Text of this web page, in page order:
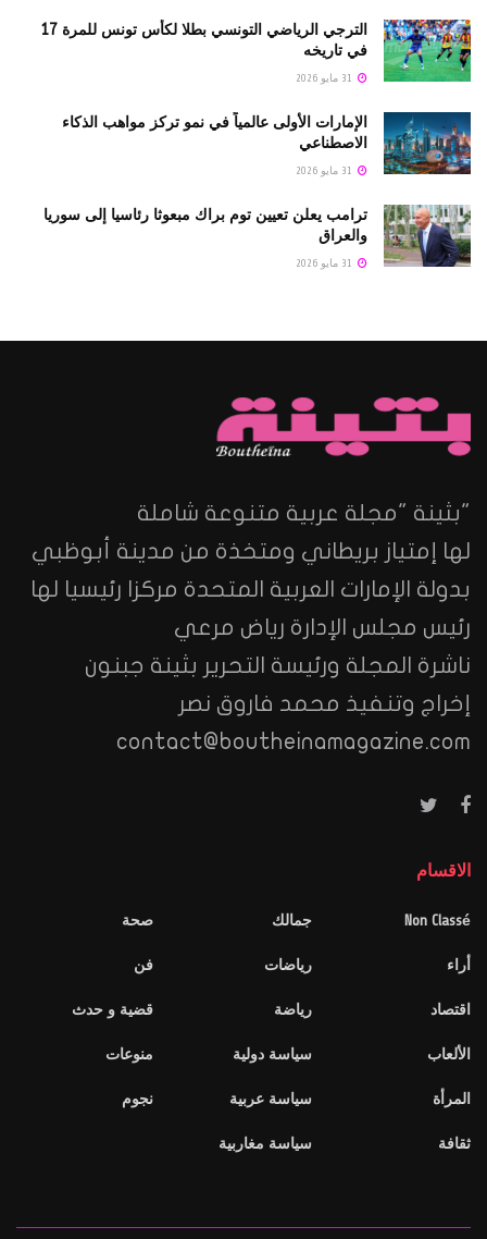
الترجي الرياضي التونسي بطلا لكأس تونس للمرة 17
في تاريخه
الإمارات الأولى عالمياً في نمو تركز مواهب الذكاء
الاصطناعي
ترامب يعلن تعيين توم براك مبعوثا رئاسيا إلى سوريا
والعراق
"بثينة "مجلة عربية متنوعة شاملة
لها إمتياز بريطاني ومتخذة من مدينة أبوظبي
بدولة الإمارات العربية المتحدة مركزا رئيسيا لها
رئيس مجلس الإدارة رياض مرعي
ناشرة المجلة ورئيسة التحرير بثينة جبنون
إخراج وتنفيذ محمد فاروق نصر
contact@boutheinamagazine.com
الاقسام
Non Classé
أراء
اقتصاد
الألعاب
المرأة
ثقافة
جمالك
رياضات
رياضة
سياسة دولية
سياسة عربية
سياسة مغاربية
صحة
فن
قضية و حدث
منوعات
نجوم